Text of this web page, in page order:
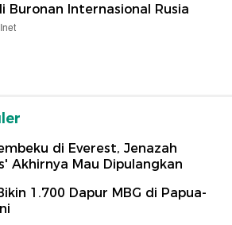
Buronan Internasional Rusia
di Everest, Jenazah
Akhirnya Mau Dipulangkan
1.700 Dapur MBG di Papua-